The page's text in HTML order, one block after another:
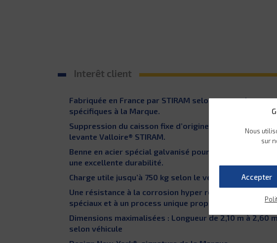
Nous
sur
Accepter
Interêt client
Fabriquée en France par STIRAM selon conception et
spécifiques à la Marque.
Suppression du caisson fixe d’origine et montage de la
levante Valloire® STIRAM.
Benne en acier spécial galvanisé pour une résistance
une excellente durabilité.
Charge utile jusqu’à 750 kg selon le véhicule d’origine.
Une résistance à la corrosion hyper renforcée grâce
spéciaux et à un process unique propre à STIRAM.
Dimensions maximalisées : Longueur de 2,10 m à 2,60
selon véhicule